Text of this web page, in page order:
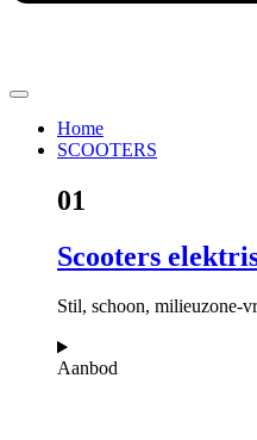
Home
SCOOTERS
01
Scooters
Stil, schoon, milieuzone-
Aanbod